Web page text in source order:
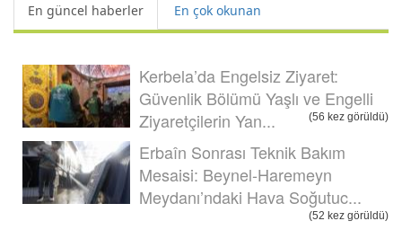
En güncel haberler En çok okunan
Kerbela’da Engelsiz Ziyaret:
Güvenlik Bölümü Yaşlı ve Engelli
Ziyaretçilerin Yan...
(56 kez görüldü)
Erbaîn Sonrası Teknik Bakım
Mesaisi: Beynel-Haremeyn
Meydanı’ndaki Hava Soğutuc...
(52 kez görüldü)